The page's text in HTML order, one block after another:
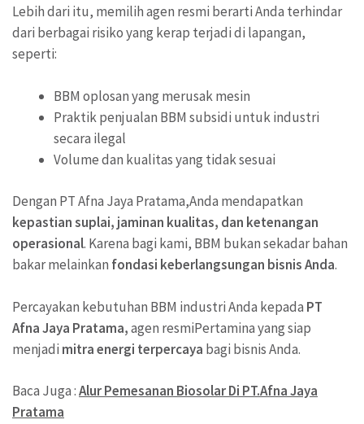
Lebih dari itu, memilih agen resmi berarti Anda terhindar
dari berbagai risiko yang kerap terjadi di lapangan,
seperti:
BBM oplosan yang merusak mesin
Praktik penjualan BBM subsidi untuk industri
secara ilegal
Volume dan kualitas yang tidak sesuai
Dengan PT Afna Jaya Pratama,Anda mendapatkan
kepastian suplai, jaminan kualitas, dan ketenangan
operasional. Karena bagi kami, BBM bukan sekadar bahan
bakar melainkan fondasi keberlangsungan bisnis Anda.
Percayakan kebutuhan BBM industri Anda kepada PT
Afna Jaya Pratama,agen resmiPertamina yang siap
menjadi mitra energi terpercaya bagi bisnis Anda.
Baca Juga :Alur Pemesanan Biosolar Di PT.Afna Jaya
Pratama